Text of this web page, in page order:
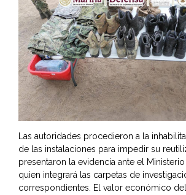
Las autoridades procedieron a la
de las instalaciones para impedir su
presentaron la evidencia ante el
quien integrará las carpetas de
correspondientes. El valor económico